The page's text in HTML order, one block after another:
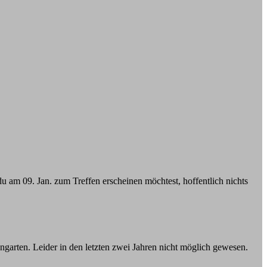
am 09. Jan. zum Treffen erscheinen möchtest, hoffentlich nichts
Leider in den letzten zwei Jahren nicht möglich gewesen.